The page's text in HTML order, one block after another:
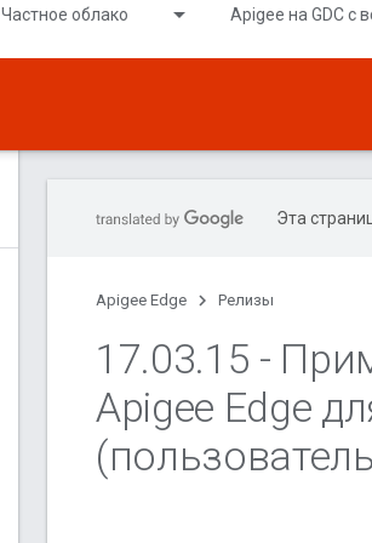
Частное облако Apigee на GDC с
Эта
Apigee Edge Релизы
17.03.15 -
Apigee Edge